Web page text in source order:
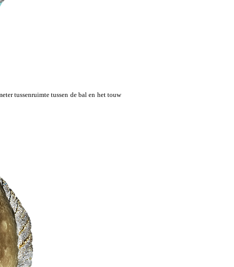
tussenruimte tussen de bal en het touw